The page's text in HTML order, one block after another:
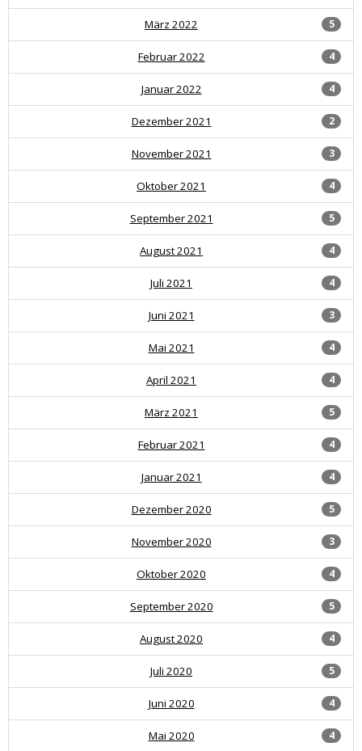
5
März 2022
4
Februar 2022
4
Januar 2022
2
Dezember 2021
3
November 2021
4
Oktober 2021
5
September 2021
4
August 2021
4
Juli 2021
3
Juni 2021
4
Mai 2021
4
April 2021
5
März 2021
4
Februar 2021
4
Januar 2021
5
Dezember 2020
3
November 2020
4
Oktober 2020
5
September 2020
4
August 2020
5
Juli 2020
4
Juni 2020
4
Mai 2020